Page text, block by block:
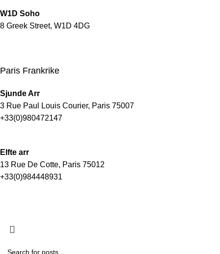
W1D Soho
8 Greek Street, W1D 4DG
Paris Frankrike
Sjunde Arr
3 Rue Paul Louis Courier, Paris 75007
+33(0)980472147
Elfte arr
13 Rue De Cotte, Paris 75012
+33(0)984448931